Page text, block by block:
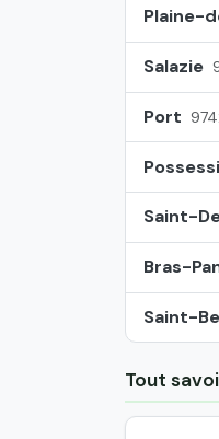
Plaine-
Salazie
Port
Saint-
Bras-
Saint-
Tout